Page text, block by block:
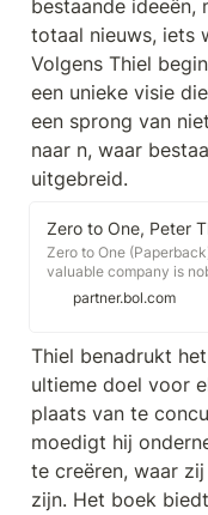
bestaande ideeën,
totaal nieuws, iets
Volgens Thiel
een unieke visie
een sprong van
naar n, waar
uitgebreid.
Zero to One
valuable company is
building?The next Bill
not build an operating
partner.bol.com
Thiel benadrukt
ultieme doel voor
plaats van te
moedigt hij
te creëren, waar
zijn. Het boek